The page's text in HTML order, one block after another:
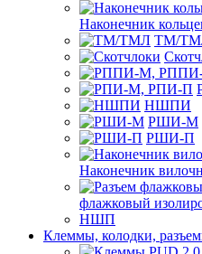
Наконечник
ТМ/
НШПИ
РШИ-М
РШИ-П
Наконечник
флажковый
НШП
Клеммы, колодки,